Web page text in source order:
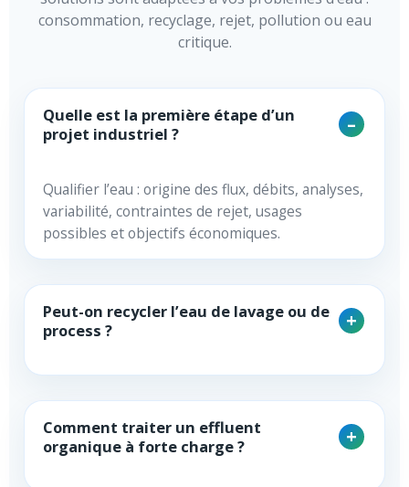
consommation, recyclage, rejet, pollution ou eau
critique.
Quelle est la première étape d’un
projet industriel ?
Qualifier l’eau : origine des flux, débits, analyses,
variabilité, contraintes de rejet, usages
possibles et objectifs économiques.
Peut-on recycler l’eau de lavage ou de
process ?
Comment traiter un effluent
organique à forte charge ?